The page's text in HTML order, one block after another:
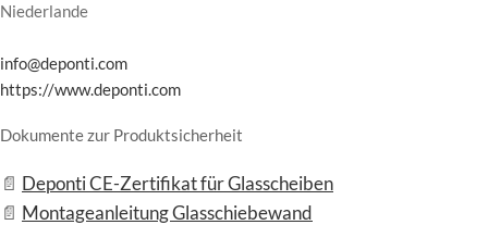
Niederlande
info@deponti.com
https://www.deponti.com
Dokumente zur Produktsicherheit
Deponti CE-Zertifikat für Glasscheiben
Montageanleitung Glasschiebewand